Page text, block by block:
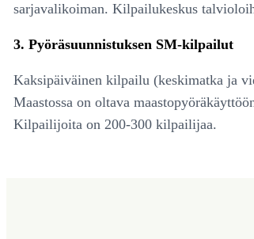
sarjavalikoiman. Kilpailukeskus
3. Pyöräsuunnistuksen SM-kilpailut
Kaksipäiväinen kilpailu (keskimatka ja
Maastossa on oltava
Kilpailijoita on 200-300 kilpailijaa.